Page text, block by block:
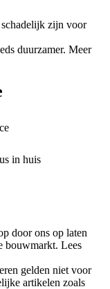
zijn voor
duurzamer. Meer
in huis
door ons op laten
bouwmarkt. Lees
gelden niet voor
artikelen zoals